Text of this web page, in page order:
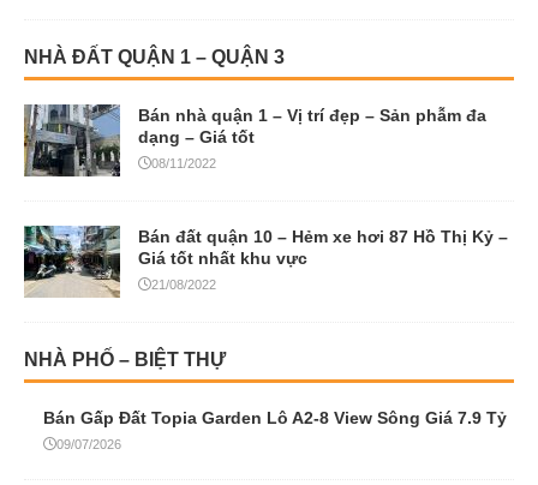
NHÀ ĐẤT QUẬN 1 – QUẬN 3
Bán nhà quận 1 – Vị trí đẹp – Sản phẫm đa
dạng – Giá tốt
08/11/2022
Bán đất quận 10 – Hẻm xe hơi 87 Hồ Thị Kỷ –
Giá tốt nhất khu vực
21/08/2022
NHÀ PHỐ – BIỆT THỰ
Bán Gấp Đất Topia Garden Lô A2-8 View Sông Giá 7.9 Tỷ
09/07/2026